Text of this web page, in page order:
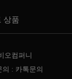
상품
오컴퍼니
: 카톡문의